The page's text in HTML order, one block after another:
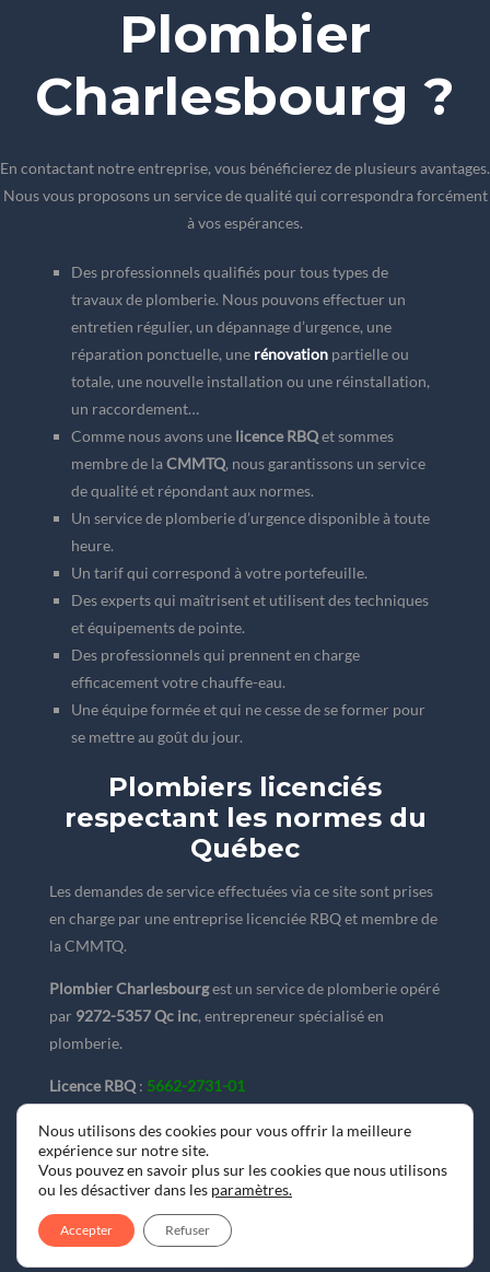
Plombier
Charlesbourg ?
En contactant notre entreprise, vous bénéficierez de plusieurs avantages.
Nous vous proposons un service de qualité qui correspondra forcément
à vos espérances.
Des professionnels qualifiés pour tous types de
travaux de plomberie. Nous pouvons effectuer un
entretien régulier, un dépannage d’urgence, une
réparation ponctuelle, une rénovationpartielle ou
totale, une nouvelle installation ou une réinstallation,
un raccordement…
Comme nous avons une licence RBQet sommes
membre de laCMMTQ, nous garantissons un service
de qualité et répondant aux normes.
Un service de plomberie d’urgence disponible à toute
heure.
Un tarif qui correspond à votre portefeuille.
Des experts qui maîtrisent et utilisent des techniques
et équipements de pointe.
Des professionnels qui prennent en charge
efficacement votre chauffe-eau.
Une équipe formée et qui ne cesse de se former pour
se mettre au goût du jour.
Plombiers licenciés
respectant les normes du
Québec
Les demandes de service effectuées via ce site sont prises
en charge par une entreprise licenciée RBQ et membre de
la CMMTQ.
Plombier Charlesbourgest un service de plomberie opéré
par 9272-5357 Qc inc, entrepreneur spécialisé en
plomberie.
Licence RBQ: 5662-2731-01
Tous les travaux sont réalisés conformément aux normes
et réglementations en vigueur dans l’industrie de la
plomberie au Québec.
Poste 2:
nettoyage de conduits
Nous utilisons des cookies pour vous offrir la meilleure
expérience sur notre site.
Vous pouvez en savoir plus sur les cookies que nous utilisons
ou les désactiver dans les paramètres.
Accepter Refuser